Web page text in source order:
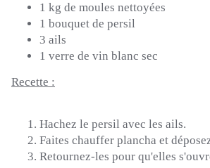
1 kg de moules nettoyées
1 bouquet de persil
3 ails
1 verre de vin blanc sec
Recette :
Hachez le persil avec les ails.
Faites chauffer plancha et
Retournez-les pour qu'elles